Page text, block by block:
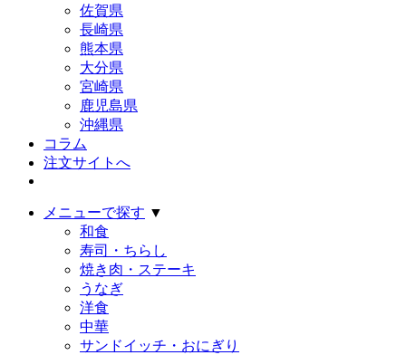
佐賀県
長崎県
熊本県
大分県
宮崎県
鹿児島県
沖縄県
コラム
注文サイトへ
メニューで探す ▼
和食
寿司・ちらし
焼き肉・ステーキ
うなぎ
洋食
中華
サンドイッチ・おにぎり